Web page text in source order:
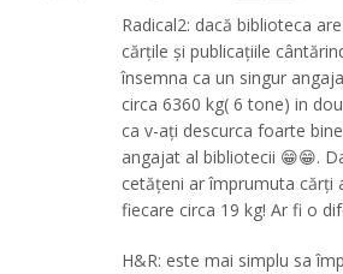
Radical2: dacă biblioteca
cărțile și publicațiile
însemna ca un singur
circa 6360 kg( 6 tone) in
ca v-ați descurca foarte
angajat al bibliotecii 😁😁.
cetățeni ar împrumuta cărți
fiecare circa 19 kg! Ar fi o
H&R: este mai simplu sa